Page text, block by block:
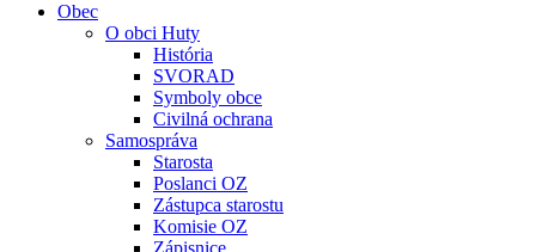
Obec
O obci Huty
História
SVORAD
Symboly obce
Civilná ochrana
Samospráva
Starosta
Poslanci OZ
Zástupca starostu
Komisie OZ
Zápisnice